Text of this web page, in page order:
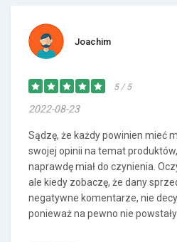
Joachim
5 / 5
2022-08-23
Sądzę, że każdy powinien mieć
swojej opinii na temat
naprawdę miał do czynienia.
ale kiedy zobaczę, że dany
negatywne komentarze, nie
ponieważ na pewno nie